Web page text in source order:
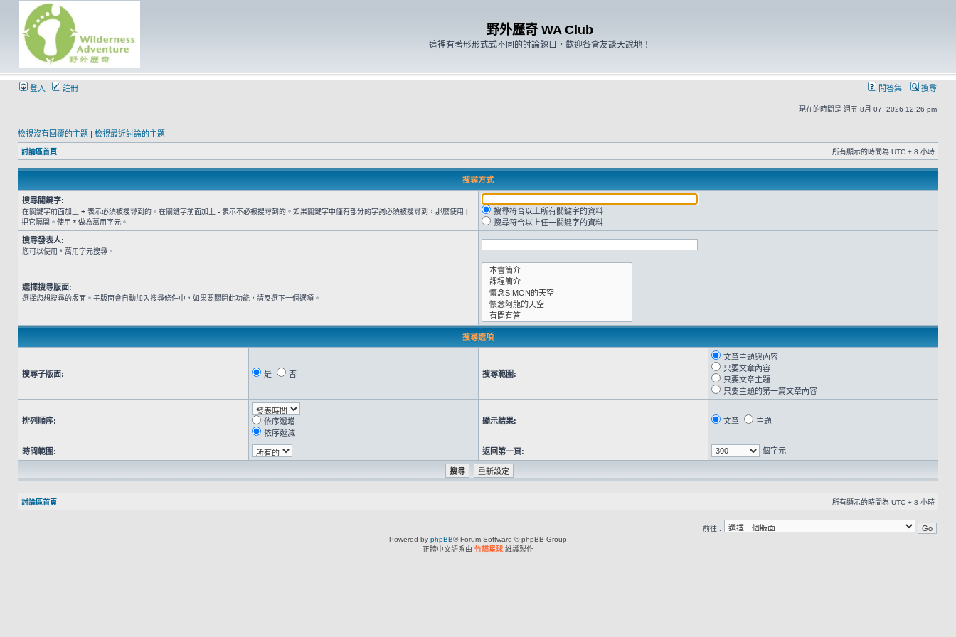
野外歷奇 WA Club
這裡有著形形式式不同的討論題目，歡迎各會友談天說地！
登入 註冊 問答集 搜尋
現在的時間是 週五 8月 07, 2026 12:26 pm
檢視沒有回覆的主題 | 檢視最近討論的主題
討論區首頁 所有顯示的時間為 UTC + 8 小時
搜尋方式
搜尋關鍵字:
在關鍵字前面加上 + 表示必須被搜尋到的。在關鍵字前面加上 - 表示不必被搜尋到的。如果關鍵字中僅有部分的字詞必須被搜尋到，那麼使用 |
把它隔開。使用 * 做為萬用字元。
搜尋符合以上所有關鍵字的資料
搜尋符合以上任一關鍵字的資料
搜尋發表人:
您可以使用 * 萬用字元搜尋。
選擇搜尋版面:
選擇您想搜尋的版面。子版面會自動加入搜尋條件中，如果要關閉此功能，請反選下一個選項。
搜尋選項
搜尋子版面: 是 否 搜尋範圍:
文章主題與內容
只要文章內容
只要文章主題
只要主題的第一篇文章內容
排列順序:
依序遞增
依序遞減
顯示結果: 文章 主題
時間範圍: 返回第一頁: 個字元
討論區首頁 所有顯示的時間為 UTC + 8 小時
前往 :
Powered by phpBB® Forum Software © phpBB Group
正體中文語系由 竹貓星球 維護製作